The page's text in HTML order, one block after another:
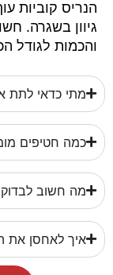
הנריס קוביות
גיוון בשגרה.
והכמות לגודל
מתי כדאי לתת
כמה חטיפים
מה חשוב לבדוק
איך לאחסן את